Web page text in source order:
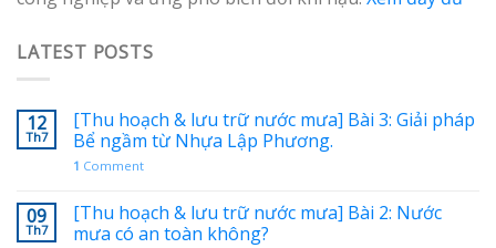
LATEST POSTS
12
Th7
[Thu hoạch & lưu trữ nước mưa] Bài 3: Giải pháp
Bể ngầm từ Nhựa Lập Phương.
1 Comment
09
Th7
[Thu hoạch & lưu trữ nước mưa] Bài 2: Nước
mưa có an toàn không?